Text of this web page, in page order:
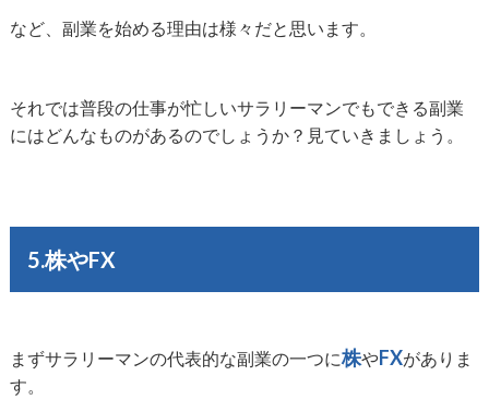
など、副業を始める理由は様々だと思います。
それでは普段の仕事が忙しいサラリーマンでもできる副業
にはどんなものがあるのでしょうか？見ていきましょう。
5.株やFX
まずサラリーマンの代表的な副業の一つに株やFXがありま
す。